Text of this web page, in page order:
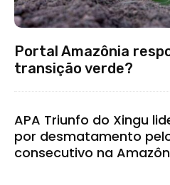
Portal Amazônia
transição verde?
APA Triunfo do Xingu
por desmatamento
consecutivo na